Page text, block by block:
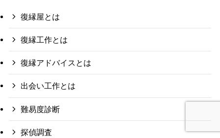
復縁屋とは
復縁工作とは
復縁アドバイスとは
出会い工作とは
難易度診断
探偵調査